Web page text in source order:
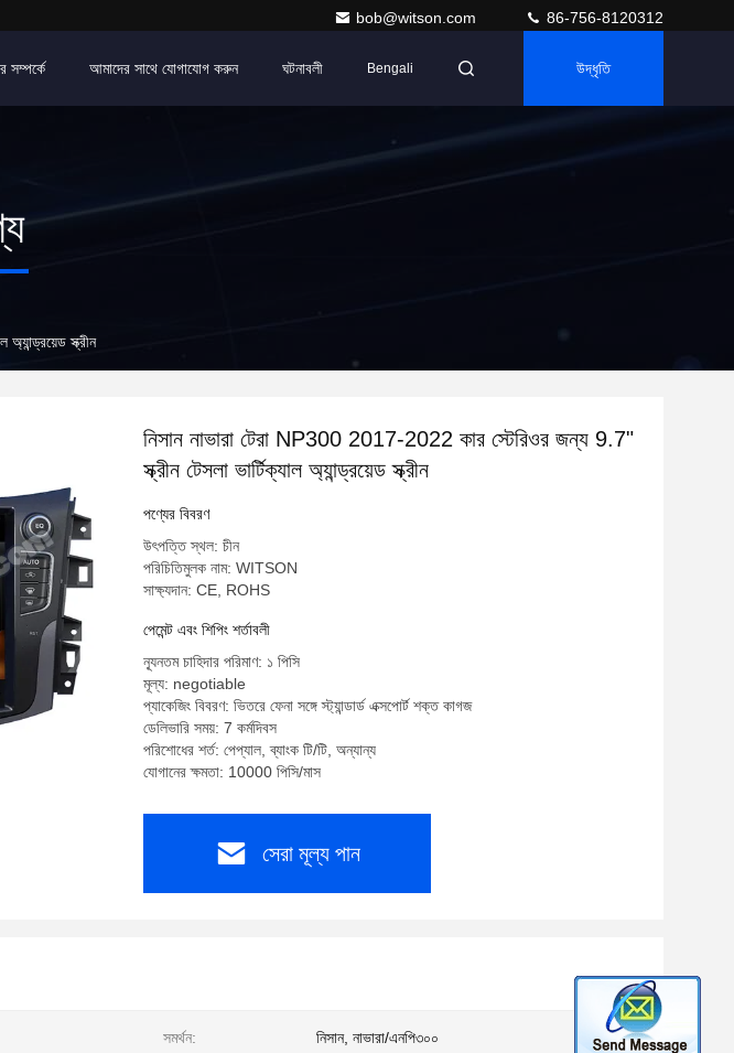
bob@witson.com 86-756-8120312
সম্পর্কে আমাদের সাথে যোগাযোগ করুন ঘটনাবলী Bengali উদ্ধৃতি
স্ক্রীন
নিসান নাভারা টেরা NP300 2017-2022 কার স্টেরিওর জন্য 9.7"
স্ক্রীন টেসলা ভার্টিক্যাল অ্যান্ড্রয়েড স্ক্রীন
পণ্যের বিবরণ
উৎপত্তি স্থল: চীন
পরিচিতিমুলক নাম: WITSON
সাক্ষ্যদান: CE, ROHS
পেমেন্ট এবং শিপিং শর্তাবলী
ন্যূনতম চাহিদার পরিমাণ: ১ পিসি
মূল্য: negotiable
প্যাকেজিং বিবরণ: ভিতরে ফেনা সঙ্গে স্ট্যান্ডার্ড এক্সপোর্ট শক্ত কাগজ
ডেলিভারি সময়: 7 কর্মদিবস
পরিশোধের শর্ত: পেপ্যাল, ব্যাংক টি/টি, অন্যান্য
যোগানের ক্ষমতা: 10000 পিসি/মাস
সেরা মূল্য পান
সমর্থন: নিসান, নাভারা/এনপি৩০০